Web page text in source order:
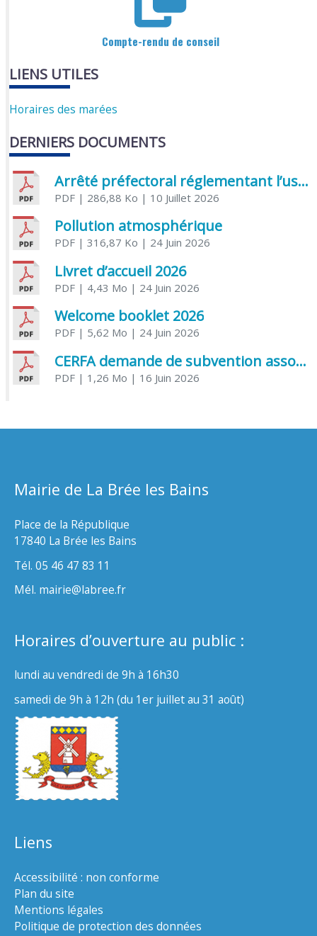
Compte-rendu de conseil
LIENS UTILES
Horaires des marées
DERNIERS DOCUMENTS
Arrêté préfectoral réglementant l’usage de l’eau
PDF| 286,88 Ko | 10 Juillet 2026
Pollution atmosphérique
PDF| 316,87 Ko | 24 Juin 2026
Livret d’accueil 2026
PDF| 4,43 Mo | 24 Juin 2026
Welcome booklet 2026
PDF| 5,62 Mo | 24 Juin 2026
CERFA demande de subvention association
PDF| 1,26 Mo | 16 Juin 2026
Mairie de La Brée les Bains
Place de la République
17840 La Brée les Bains
Tél. 05 46 47 83 11
Mél. mairie@labree.fr
Horaires d’ouverture au public :
lundi au vendredi de 9h à 16h30
samedi de 9h à 12h (du 1er juillet au 31 août)
Liens
Accessibilité : non conforme
Plan du site
Mentions légales
Politique de protection des données